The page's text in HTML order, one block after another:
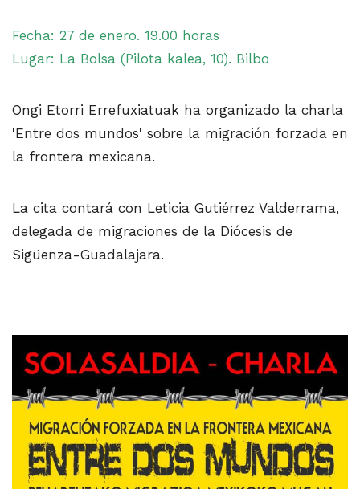
Fecha: 27 de enero. 19.00 horas
Lugar: La Bolsa (Pilota kalea, 10). Bilbo
Ongi Etorri Errefuxiatuak ha organizado la charla
'Entre dos mundos' sobre la migración forzada en
la frontera mexicana.
La cita contará con Leticia Gutiérrez Valderrama,
delegada de migraciones de la Diócesis de
Sigüenza-Guadalajara.